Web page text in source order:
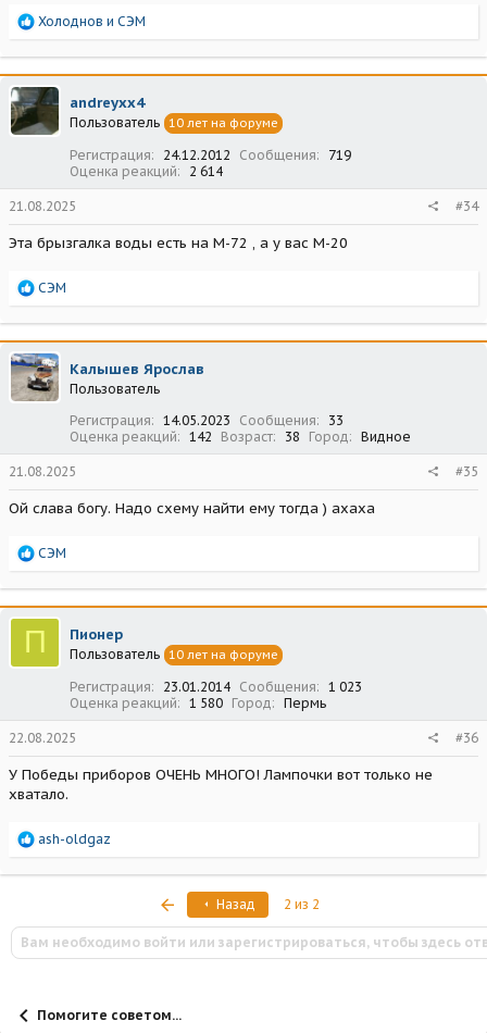
Р
а
к
ц
и
и
Холоднов и СЭМ
andreyxx4
Пользователь 10 лет на форуме
Регистрация 24.12.2012 Сообщения
719
Оценка реакций
2 614
21.08.2025 #34
Эта брызгалка воды есть на М-72 , а у вас М-20
Р
а
к
ц
и
и
СЭМ
Калышев Ярослав
Пользователь
Регистрация
14.05.2023 Сообщения
33
Оценка реакций
142 Возраст 38 Город Видное
21.08.2025 #35
Ой слава богу. Надо схему найти ему тогда ) ахаха
Р
а
к
ц
и
и
СЭМ
П Пионер
Пользователь 10 лет на форуме
Регистрация 23.01.2014 Сообщения
1 023
Оценка реакций
1 580 Город Пермь
22.08.2025 #36
У Победы приборов ОЧЕНЬ МНОГО! Лампочки вот только не
хватало.
Р
а
и
и
:
ash-oldgaz
ПервыйНазад 2 из 2
Вам необходимо войти или зарегистрироваться, чтобы здесь
Помогите советом...